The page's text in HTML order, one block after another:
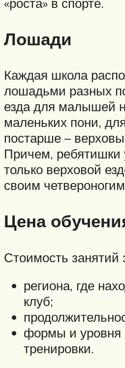
Лошади
Каждая школа
лошадьми разных
езда для малышей
маленьких пони,
постарше –
Причем, ребятишки
только верховой
своим
Цена
Стоимость занятий
региона, где
клуб;
формы и уровня
тренировки.